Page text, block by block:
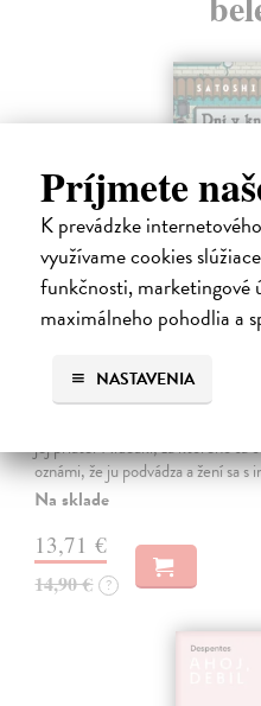
Príjmete
K prevádzke
využívame cookies
funkčnosti, marketingové
maximálneho pohodlia a
NASTAVENIA
Dni v
Jagisawa Satoshi| Kniha
jej priateľ Hideaki, za ktorého sa
oznámi, že ju podvádza a žení sa s
Na sklade
13,71 €
14,90 € ?